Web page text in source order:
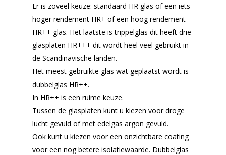
Er is zoveel keuze: standaard HR glas of een iets
hoger rendement HR+ of een hoog rendement
HR++ glas. Het laatste is trippelglas dit heeft drie
glasplaten HR+++ dit wordt heel veel gebruikt in
de Scandinavische landen.
Het meest gebruikte glas wat geplaatst wordt is
dubbelglas HR++.
In HR++ is een ruime keuze.
Tussen de glasplaten kunt u kiezen voor droge
lucht gevuld of met edelgas argon gevuld.
Ook kunt u kiezen voor een onzichtbare coating
voor een nog betere isolatiewaarde. Dubbelglas